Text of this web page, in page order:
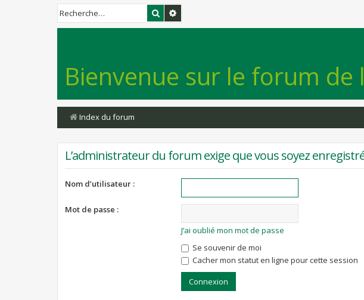
Rechercher
Bienvenue sur le forum de
Index du forum
L’administrateur du forum exige que vous soyez
Nom d’utilisateur :
Mot de passe :
J’ai oublié mon mot de passe
Se souvenir de moi
Cacher mon statut en ligne pour cette session